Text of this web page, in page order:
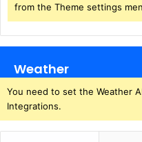
from the Theme settings
Weather
You need to set the Weather
Integrations.